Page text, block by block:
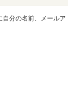
自分の名前、メールア